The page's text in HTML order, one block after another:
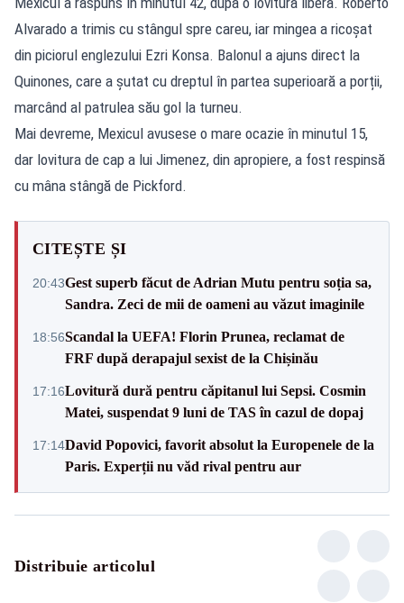
Alvarado a trimis cu stângul spre careu, iar mingea a ricoșat
din piciorul englezului Ezri Konsa. Balonul a ajuns direct la
Quinones, care a șutat cu dreptul în partea superioară a porții,
marcând al patrulea său gol la turneu.
Mai devreme, Mexicul avusese o mare ocazie în minutul 15,
dar lovitura de cap a lui Jimenez, din apropiere, a fost respinsă
cu mâna stângă de Pickford.
CITEȘTE ȘI
20:43Gest superb făcut de Adrian Mutu pentru soția sa,
Sandra. Zeci de mii de oameni au văzut imaginile
18:56Scandal la UEFA! Florin Prunea, reclamat de
FRF după derapajul sexist de la Chișinău
17:16Lovitură dură pentru căpitanul lui Sepsi. Cosmin
Matei, suspendat 9 luni de TAS în cazul de dopaj
17:14David Popovici, favorit absolut la Europenele de la
Paris. Experții nu văd rival pentru aur
Distribuie articolul